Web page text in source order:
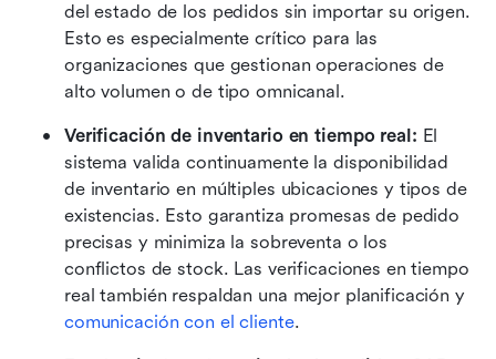
del estado de los pedidos sin importar su origen.
Esto es especialmente crítico para las
organizaciones que gestionan operaciones de
alto volumen o de tipo omnicanal.
Verificación de inventario en tiempo real: El
sistema valida continuamente la disponibilidad
de inventario en múltiples ubicaciones y tipos de
existencias. Esto garantiza promesas de pedido
precisas y minimiza la sobreventa o los
conflictos de stock. Las verificaciones en tiempo
comunicación con el cliente.